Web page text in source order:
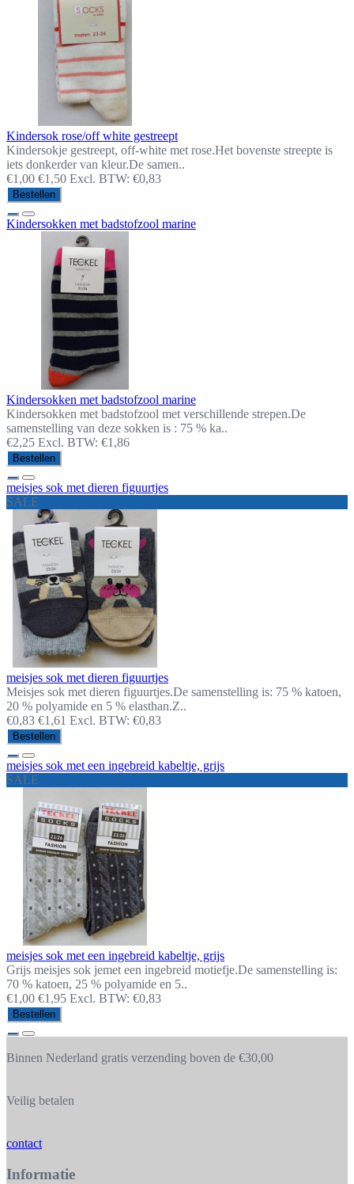
Kindersok rose/off white gestreept
Kindersokje gestreept, off-white met rose.Het bovenste streepte is
iets donkerder van kleur.De samen..
€1,00 €1,50 Excl. BTW: €0,83
Bestellen
Kindersokken met badstofzool marine
Kindersokken met badstofzool marine
Kindersokken met badstofzool met verschillende strepen.De
samenstelling van deze sokken is : 75 % ka..
€2,25 Excl. BTW: €1,86
Bestellen
meisjes sok met dieren figuurtjes
SALE
meisjes sok met dieren figuurtjes
Meisjes sok met dieren figuurtjes.De samenstelling is: 75 % katoen,
20 % polyamide en 5 % elasthan.Z..
€0,83 €1,61 Excl. BTW: €0,83
Bestellen
meisjes sok met een ingebreid kabeltje, grijs
SALE
meisjes sok met een ingebreid kabeltje, grijs
Grijs meisjes sok jemet een ingebreid motiefje.De samenstelling is:
70 % katoen, 25 % polyamide en 5..
€1,00 €1,95 Excl. BTW: €0,83
Bestellen
Binnen Nederland gratis verzending boven de €30,00
Veilig betalen
contact
Informatie